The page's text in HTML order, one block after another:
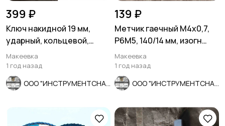
399 ₽
Ключ накидной 19 мм,
ударный, кольцевой,
односторонний,
оцинкованный,
Макеевка
1 год назад
139 ₽
Метчик гаечный М4х0,7,
Р6М5, 140/14 мм, изогн
хвост, основной шаг, ССС
Макеевка
1 год назад